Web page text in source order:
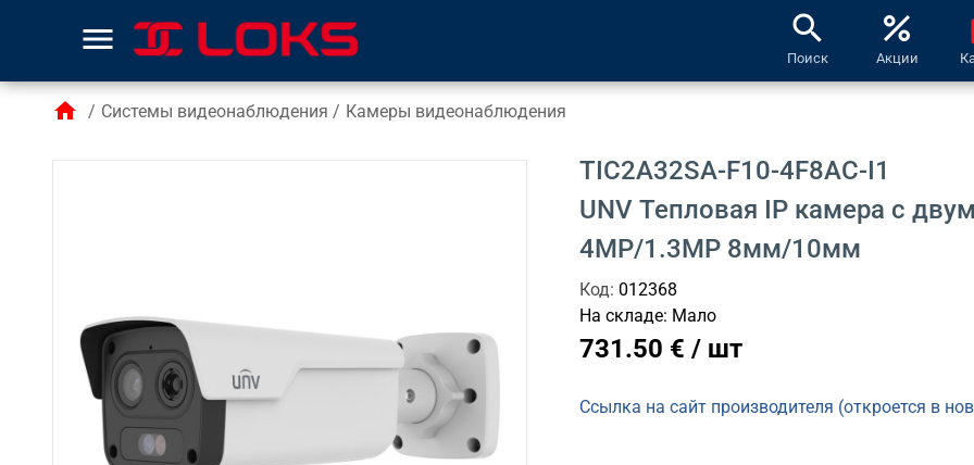
menu search
Поиск
percent
Акции
home / Системы видеонаблюдения / Камеры видеонаблюдения
TIC2A32SA-F10-4F8AC-I1
UNV Тепловая IP камера с
4MP/1.3MP 8мм/10мм
Код: 012368
На складе: Мало
731.50 € / шт
Ссылка на сайт производителя (откроется в